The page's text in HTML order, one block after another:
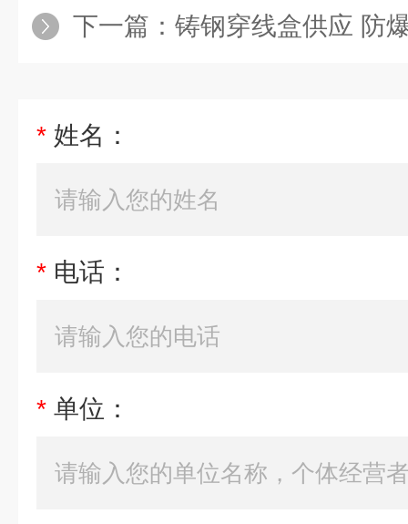
下一篇： 铸钢穿线盒供应 防
* 姓名：
* 电话：
* 单位：